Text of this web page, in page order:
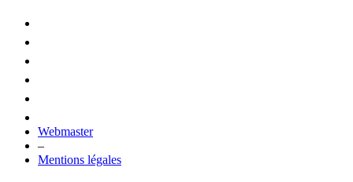
Webmaster
–
Mentions légales